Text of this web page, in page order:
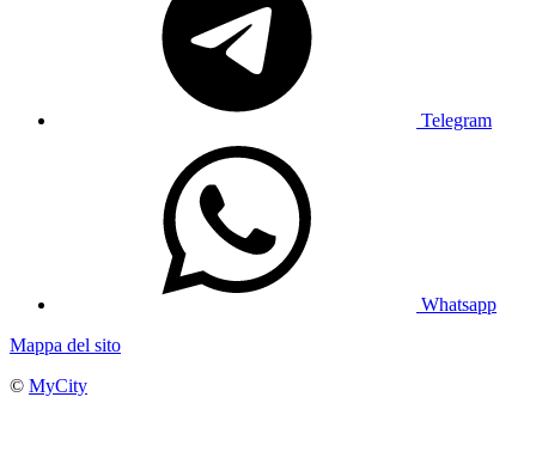
Telegram
Whatsapp
Mappa del sito
© MyCity